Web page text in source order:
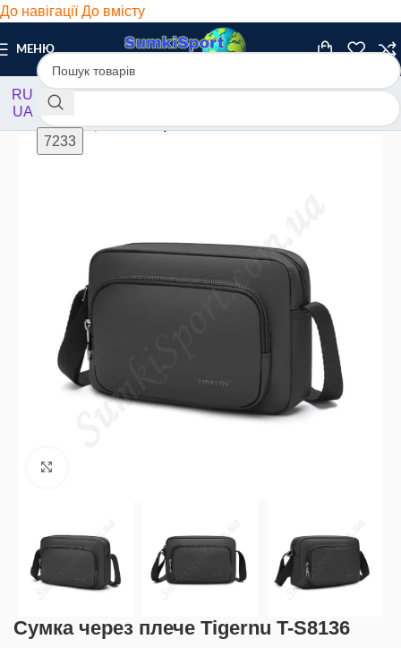
До навігаціїДо вмісту
МЕНЮ
RU
UA
Головна/ Барсетки/ Барсетки текстильні
Сумка через плече Tigernu T-S8136